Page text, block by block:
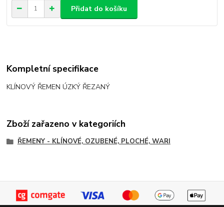
Přidat do košíku
Kompletní specifikace
KLÍNOVÝ ŘEMEN ÚZKÝ ŘEZANÝ
Zboží zařazeno v kategoriích
ŘEMENY - KLÍNOVÉ, OZUBENÉ, PLOCHÉ, WARI